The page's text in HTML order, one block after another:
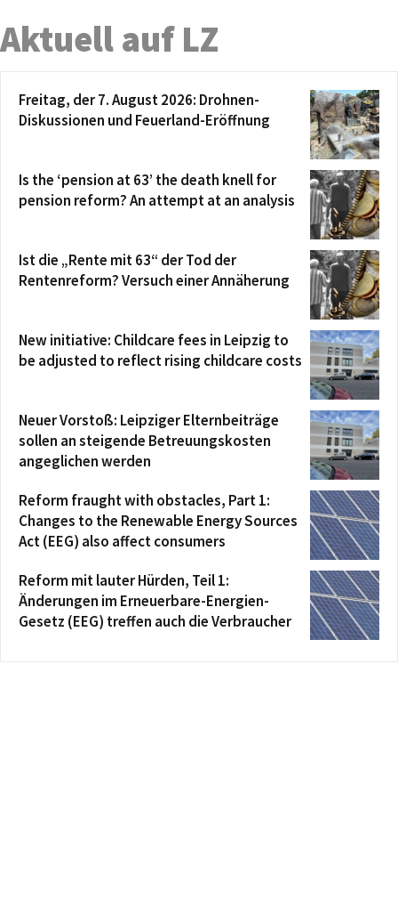
Aktuell auf LZ
Freitag, der 7. August 2026: Drohnen-
Diskussionen und Feuerland-Eröffnung
Is the ‘pension at 63’ the death knell for
pension reform? An attempt at an analysis
Ist die „Rente mit 63“ der Tod der
Rentenreform? Versuch einer Annäherung
New initiative: Childcare fees in Leipzig to
be adjusted to reflect rising childcare costs
Neuer Vorstoß: Leipziger Elternbeiträge
sollen an steigende Betreuungskosten
angeglichen werden
Reform fraught with obstacles, Part 1:
Changes to the Renewable Energy Sources
Act (EEG) also affect consumers
Reform mit lauter Hürden, Teil 1:
Änderungen im Erneuerbare-Energien-
Gesetz (EEG) treffen auch die Verbraucher